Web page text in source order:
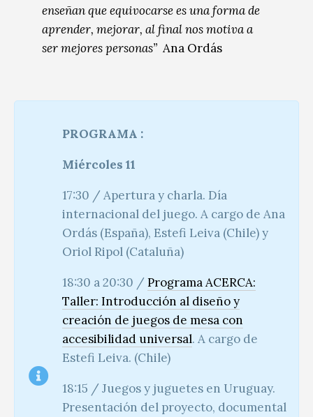
enseñan que equivocarse es una forma de
aprender, mejorar, al final nos motiva a
ser mejores personas” Ana Ordás
PROGRAMA :
Miércoles 11
17:30 / Apertura y charla. Día
internacional del juego. A cargo de Ana
Ordás (España), Estefi Leiva (Chile) y
Oriol Ripol (Cataluña)
18:30 a 20:30 / Programa ACERCA:
Taller: Introducción al diseño y
creación de juegos de mesa con
accesibilidad universal. A cargo de
Estefi Leiva. (Chile)
18:15 / Juegos y juguetes en Uruguay.
Presentación del proyecto, documental